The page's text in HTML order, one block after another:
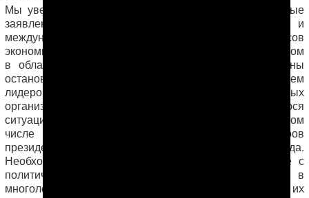
Мы уверены, что только публичные и принципиальные
заявления лидеров демократических стран и
международных организаций и увязка вопросов
экономического сотрудничества с реальным прогрессом
в области прав человека в Туркменистане способны
остановить эту вакханалию смерти. Мы призываем
лидеров демократических стран и международных
организаций жестко реагировать на ухудшающуюся
ситуацию с правами человека в Туркменистане, в том
числе в контексте предстоящих псевдо-выборов
президента Туркменистана 12 февраля 2017 года.
Необходимо предпринять срочные шаги, связанные с
политическим заключенными, находящимися в
многолетней изоляции в туркменских тюрьмах, иначе их